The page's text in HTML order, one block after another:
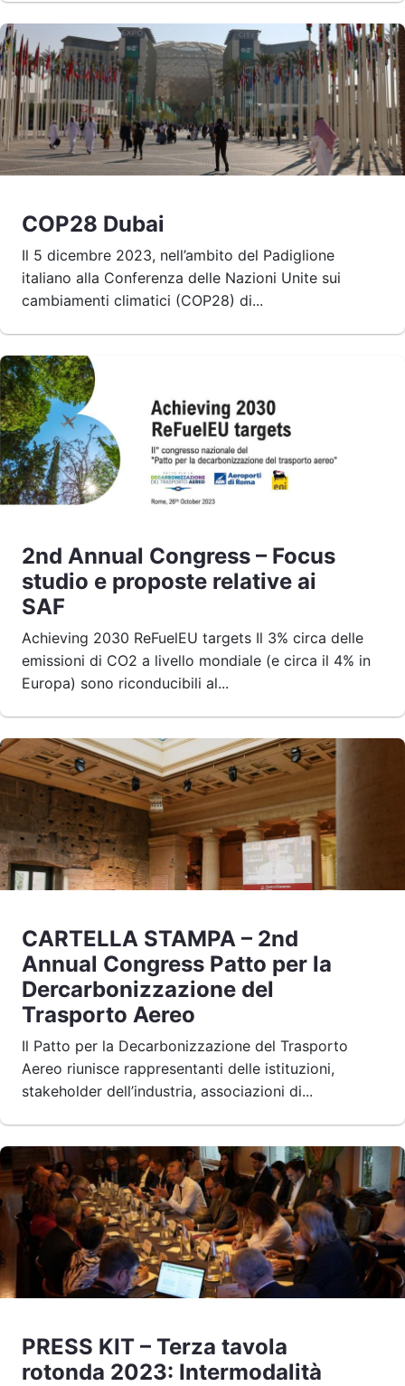
COP28 Dubai
Il 5 dicembre 2023, nell’ambito del Padiglione
italiano alla Conferenza delle Nazioni Unite sui
cambiamenti climatici (COP28) di...
2nd Annual Congress – Focus
studio e proposte relative ai
SAF
Achieving 2030 ReFuelEU targets Il 3% circa delle
emissioni di CO2 a livello mondiale (e circa il 4% in
Europa) sono riconducibili al...
CARTELLA STAMPA – 2nd
Annual Congress Patto per la
Dercarbonizzazione del
Trasporto Aereo
Il Patto per la Decarbonizzazione del Trasporto
Aereo riunisce rappresentanti delle istituzioni,
stakeholder dell’industria, associazioni di...
PRESS KIT – Terza tavola
rotonda 2023: Intermodalità